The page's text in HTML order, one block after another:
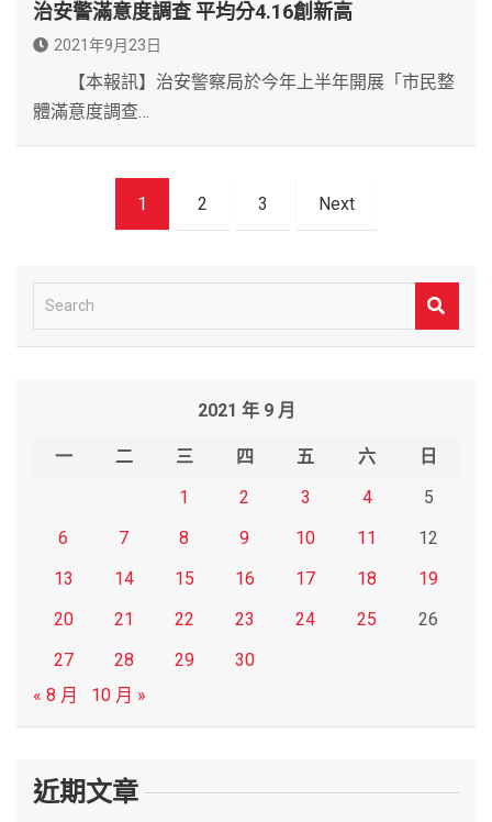
治安警滿意度調查 平均分4.16創新高
2021年9月23日
【本報訊】治安警察局於今年上半年開展「市民整
體滿意度調查…
1 2 3 Next
e
2021 年 9 月
一 二 三 四 五 六
日
1
2 3 4
5
6
7 8 9 10 11
12
13
14 15 16 17 18
19
20
21 22 23 24 25
26
27
28 29
30
« 8 月
10 月 »
近期文章